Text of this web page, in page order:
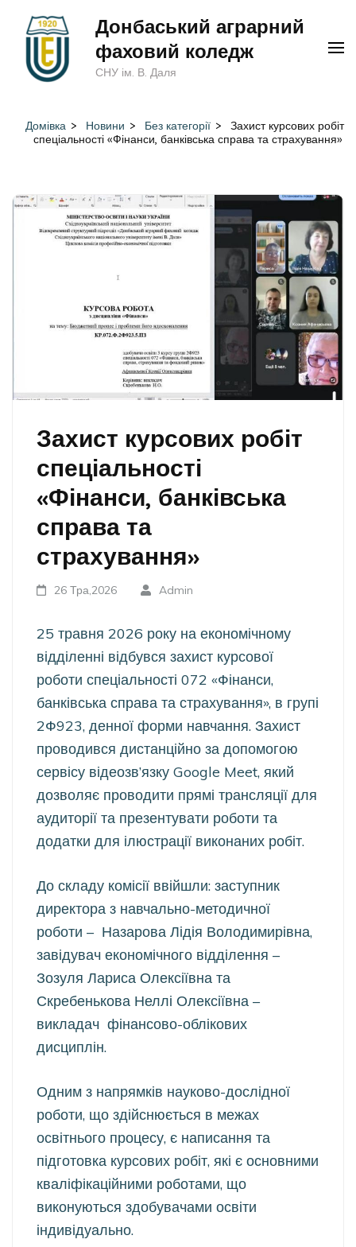
(натисніть
Донбаський аграрний
фаховий коледж
СНУ ім. В. Даля
Домівка > Новини > Без категорії >
Захист курсових робіт
спеціальності «Фінанси, банківська справа та страхування»
Захист курсових робіт
спеціальності
«Фінанси, банківська
справа та
страхування»
26 Тра,2026 Admin
25 травня 2026 року на економічному
відділенні відбувся захист курсової
роботи спеціальності 072 «Фінанси,
банківська справа та страхування», в групі
2Ф923, денної форми навчання. Захист
проводився дистанційно за допомогою
сервісу відеозв’язку Google Meet, який
дозволяє проводити прямі трансляції для
аудиторії та презентувати роботи та
додатки для ілюстрації виконаних робіт.
До складу комісії ввійшли: заступник
директора з навчально-методичної
роботи – Назарова Лідія Володимирівна,
завідувач економічного відділення –
Зозуля Лариса Олексіївна та
Скребенькова Неллі Олексіївна –
викладач фінансово-облікових
дисциплін.
Одним з напрямків науково-дослідної
роботи, що здійснюється в межах
освітнього процесу, є написання та
підготовка курсових робіт, які є основними
кваліфікаційними роботами, що
виконуються здобувачами освіти
індивідуально.